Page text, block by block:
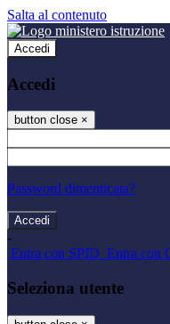
Salta al contenuto
Accedi
Accedi
button close ×
Password dimenticata?
-
Entra con SPID Entra con
Seleziona utente